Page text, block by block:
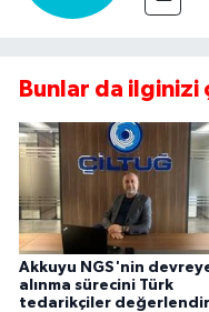
Bunlar da ilginizi
Akkuyu NGS'nin
alınma sürecini Türk
tedarikçiler